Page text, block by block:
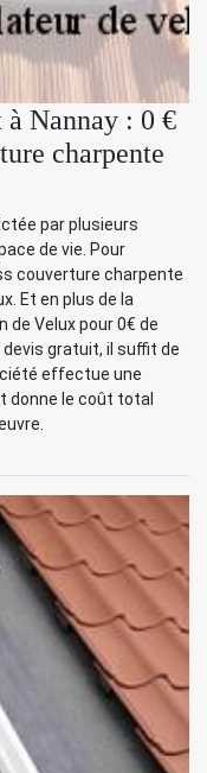
Nannay : 0 €
charpente
par plusieurs
de vie. Pour
couverture charpente
Et en plus de la
Velux pour 0€ de
devis gratuit, il suffit de
effectue une
donne le coût total